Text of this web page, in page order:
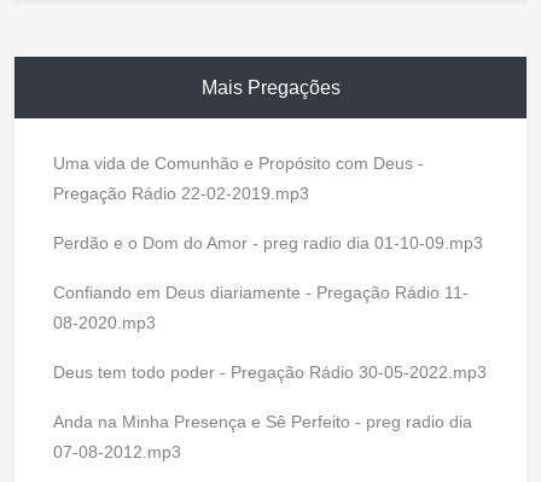
Mais Pregações
Uma vida de Comunhão e Propósito com Deus -
Pregação Rádio 22-02-2019.mp3
Perdão e o Dom do Amor - preg radio dia 01-10-09.mp3
Confiando em Deus diariamente - Pregação Rádio 11-
08-2020.mp3
Deus tem todo poder - Pregação Rádio 30-05-2022.mp3
Anda na Minha Presença e Sê Perfeito - preg radio dia
07-08-2012.mp3